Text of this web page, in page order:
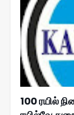
100 ரயில்